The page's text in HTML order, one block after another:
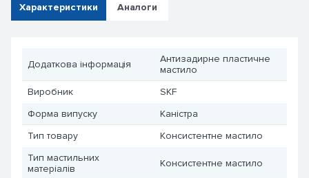
Характеристики Аналоги
Додаткова інформація
Антизадирне пластичне
мастило
Виробник
SKF
Форма випуску
Каністра
Тип товару
Консистентне мастило
Тип мастильних
матеріалів
Консистентне мастило